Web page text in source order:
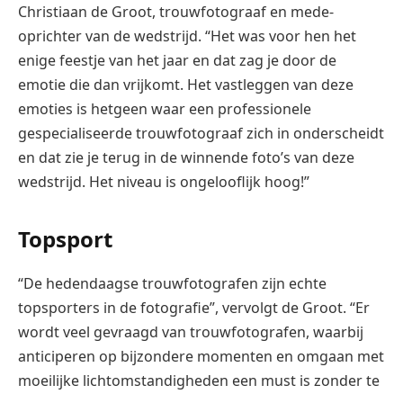
Christiaan de Groot, trouwfotograaf en mede-
oprichter van de wedstrijd. “Het was voor hen het
enige feestje van het jaar en dat zag je door de
emotie die dan vrijkomt. Het vastleggen van deze
emoties is hetgeen waar een professionele
gespecialiseerde trouwfotograaf zich in onderscheidt
en dat zie je terug in de winnende foto’s van deze
wedstrijd. Het niveau is ongelooflijk hoog!”
Topsport
“De hedendaagse trouwfotografen zijn echte
topsporters in de fotografie”, vervolgt de Groot. “Er
wordt veel gevraagd van trouwfotografen, waarbij
anticiperen op bijzondere momenten en omgaan met
moeilijke lichtomstandigheden een must is zonder te